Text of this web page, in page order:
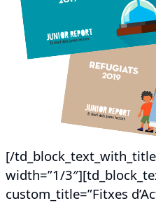
[/
width=”1/
custom_title=”Fitxes